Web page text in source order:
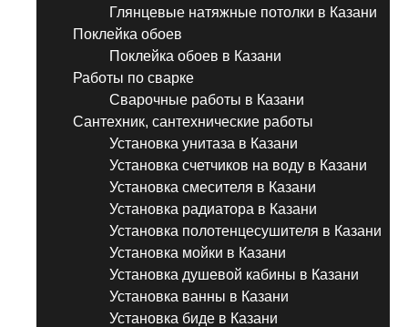
Глянцевые натяжные потолки в Казани
Поклейка обоев
Поклейка обоев в Казани
Работы по сварке
Сварочные работы в Казани
Сантехник, сантехнические работы
Установка унитаза в Казани
Установка счетчиков на воду в Казани
Установка смесителя в Казани
Установка радиатора в Казани
Установка полотенцесушителя в Казани
Установка мойки в Казани
Установка душевой кабины в Казани
Установка ванны в Казани
Установка биде в Казани